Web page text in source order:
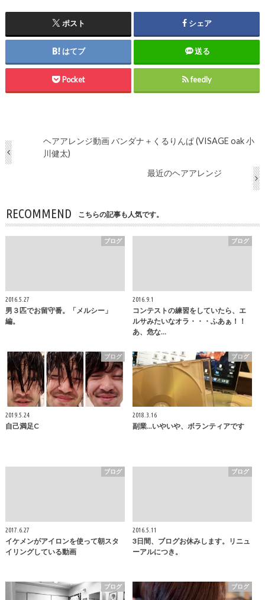
ポスト シェア
はてブ 送る
Pocket feedly
ヘアアレンジ動画 バンダナ＋くるりんぱ (VISAGE oak 小
川健太)
最近のヘアアレンジ
RECOMMEND こちらの記事も人気です。
ブログ
2016.5.27
男３匹でお留守番。「メルシー」
編。
ブログ
2016.9.1
コンテストの練習をしていたら、エ
ルサみたいなオラ・・・ふあぁ！！
あ、危な…
ブログ
2019.5.24
自己満足C
ブログ
2018.3.16
副業...いやいや、ボランティアです
ブログ
2017.6.27
イケメンがアイロンを使って朝スタ
イリングしている動画
ブログ
2016.5.11
3日間、ブログお休みします。リニュ
ーアルにつき。
ブログ ブログ